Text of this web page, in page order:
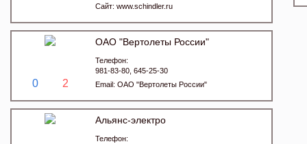
Сайт: www.schindler.ru
0 2
ОАО "Вертолеты России"
Телефон:
981-83-80, 645-25-30
Email: ОАО "Вертолеты России"
Альянс-электро
Телефон: